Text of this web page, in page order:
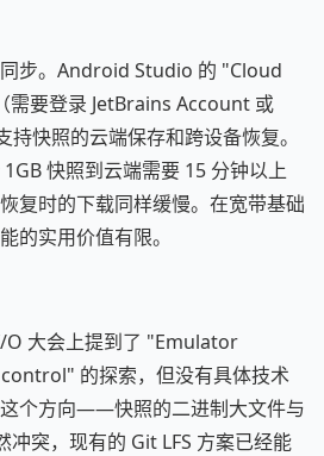
步。Android Studio 的 "Cloud
要登录 JetBrains Account 或
快照的云端保存和跨设备恢复。
快照到云端需要 15 分钟以上
复时的下载同样缓慢。在宽带基础
的实用价值有限。
大会上提到了 "Emulator
的探索，但没有具体技术
个方向——快照的二进制大文件与
冲突，现有的 Git LFS 方案已经能